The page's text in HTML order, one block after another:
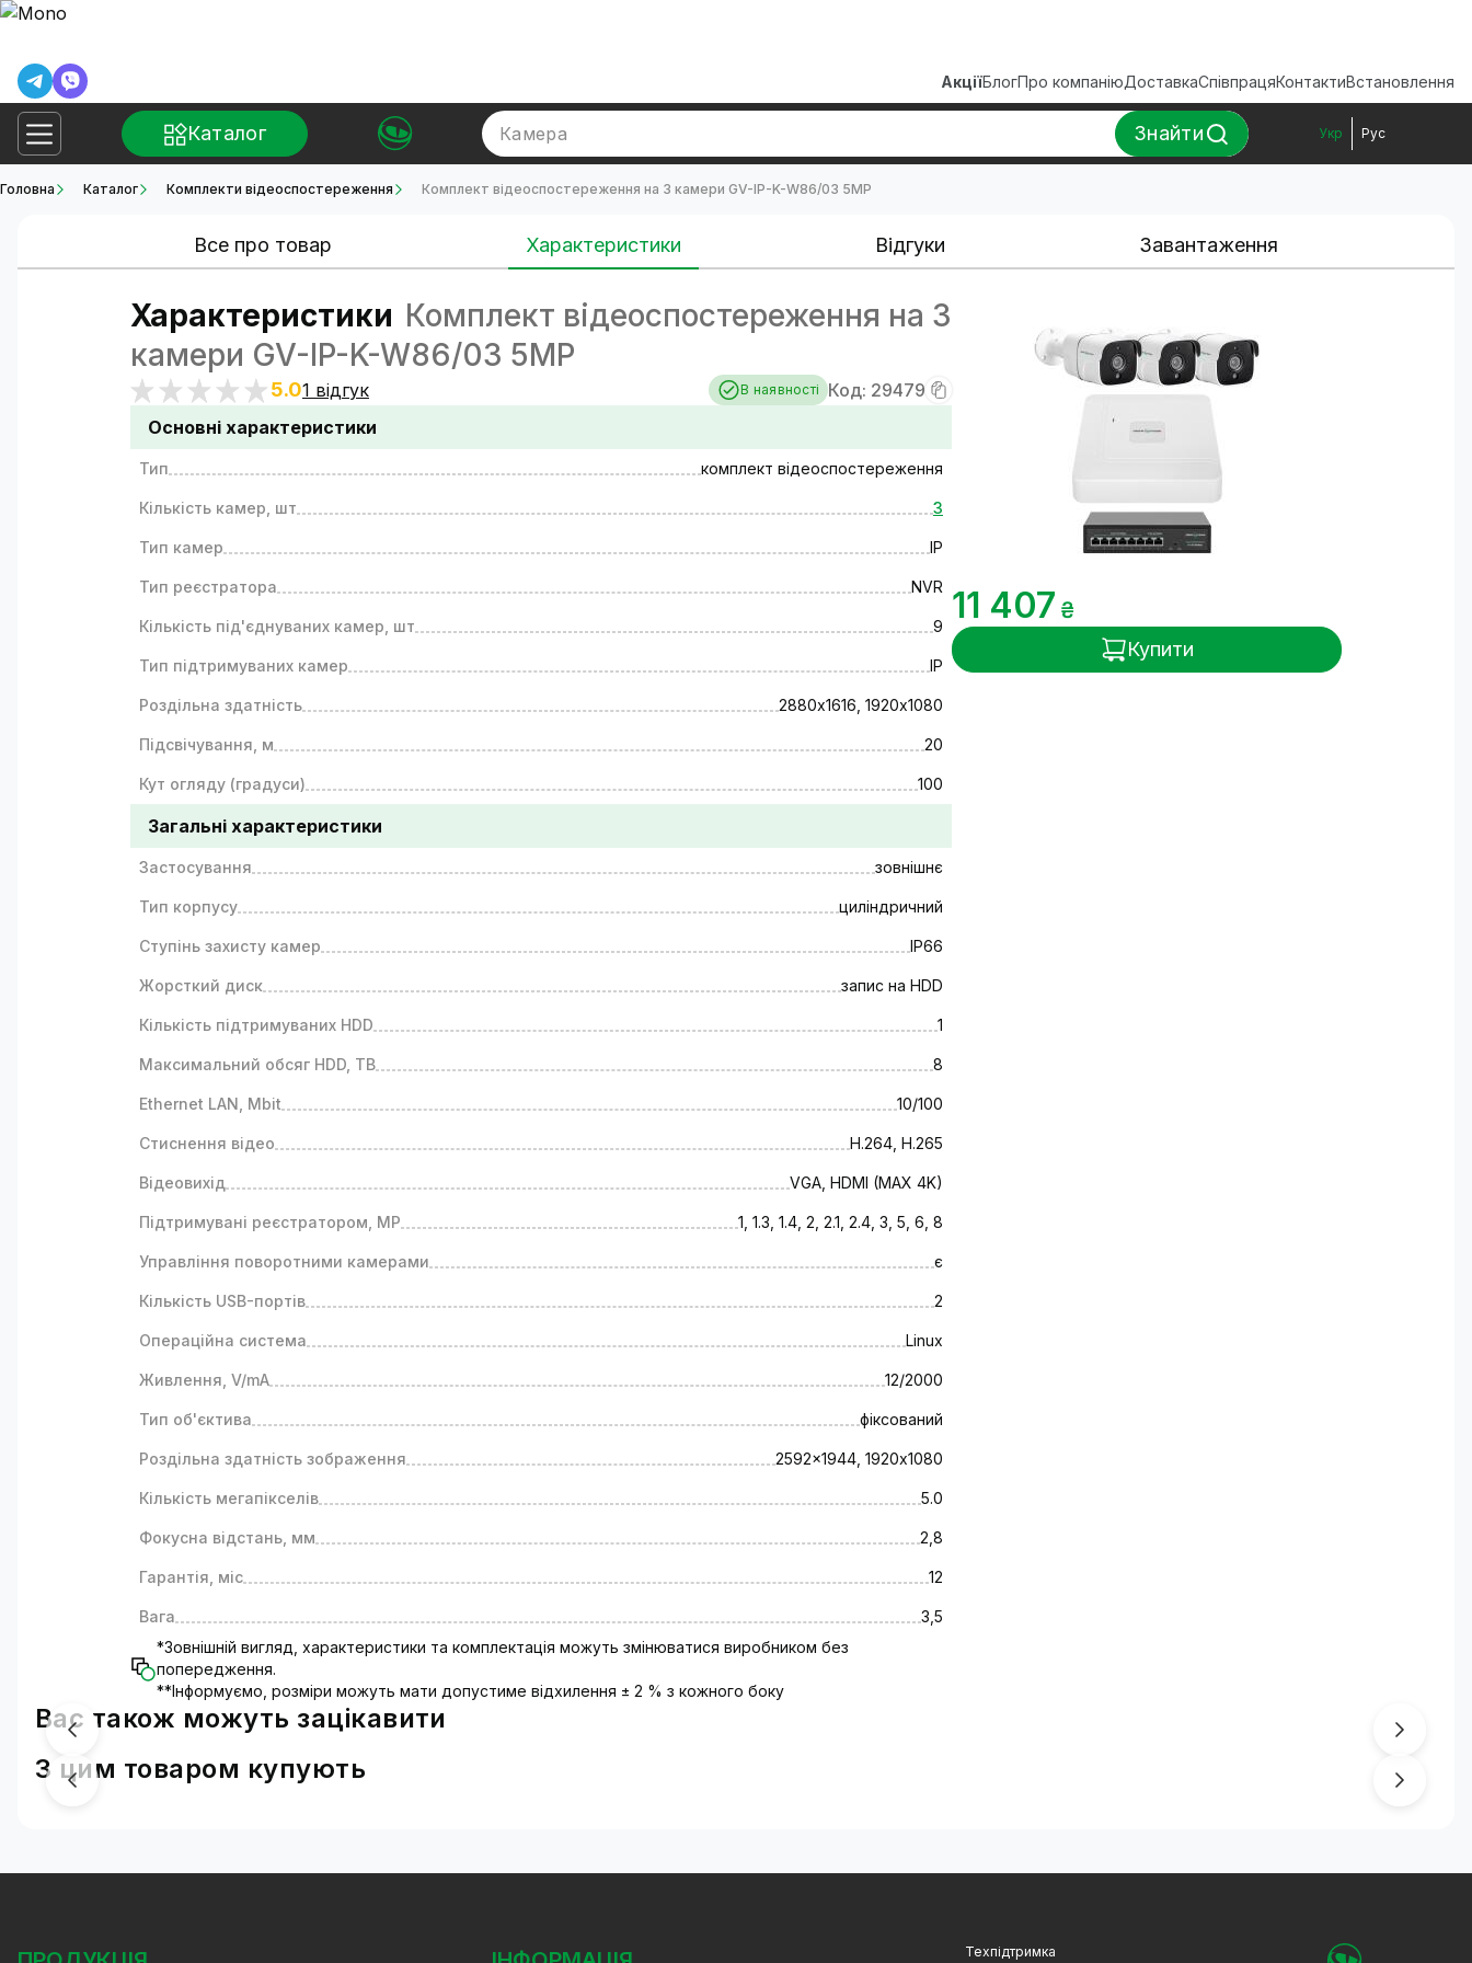
АкціїБлогПро компаніюДоставкаСпівпрацяКонтактиВстановлення
Каталог Камера Знайти Укр Рус
Головна Каталог Комплекти відеоспостереження Комплект відеоспостереження на 3 камери GV-IP-K-W86/03 5MP
Все про товар Характеристики Відгуки Завантаження
Характеристики Комплект відеоспостереження на 3
камери GV-IP-K-W86/03 5MP
5.01 відгук В наявності
Код: 29479
Основні характеристики
Тип комплект відеоспостереження
Кількість камер, шт 3
Тип камер IP
Тип реєстратора NVR
Кількість під'єднуваних камер, шт 9
Тип підтримуваних камер IP
Роздільна здатність 2880х1616, 1920х1080
Підсвічування, м 20
Кут огляду (градуси) 100
Загальні характеристики
Застосування зовнішнє
Тип корпусу циліндричний
Ступінь захисту камер IP66
Жорсткий диск запис на HDD
Кількість підтримуваних HDD 1
Максимальний обсяг HDD, TB 8
Ethernet LAN, Mbit 10/100
Стиснення відео H.264, H.265
Відеовихід VGA, HDMI (MAX 4K)
Підтримувані реєстратором, MP 1, 1.3, 1.4, 2, 2.1, 2.4, 3, 5, 6, 8
Управління поворотними камерами є
Кількість USB-портів 2
Операційна система Linux
Живлення, V/mA 12/2000
Тип об'єктива фіксований
Роздільна здатність зображення 2592x1944, 1920х1080
Кількість мегапікселів 5.0
Фокусна відстань, мм 2,8
Гарантія, міс 12
Вага
3,5
*Зовнішній вигляд, характеристики та комплектація можуть змінюватися виробником без
попередження.
**Інформуємо, розміри можуть мати допустиме відхилення ± 2 % з кожного боку
11 407 ₴
Купити
Вас також можуть зацікавити
З цим товаром купують
Техпідтримка